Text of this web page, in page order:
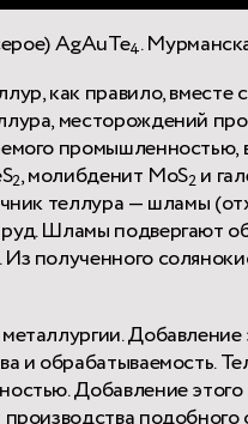
AgAuTe4.
как правило,
месторождений
промышленностью,
2, молибденит MoS2 и
теллура — шламы
Шламы подвергают
полученного
и обрабатываемость.
Добавление